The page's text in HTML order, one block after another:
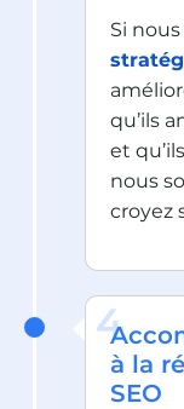
Si
qu’ils
et
nous
croyez
à la
SEO
4